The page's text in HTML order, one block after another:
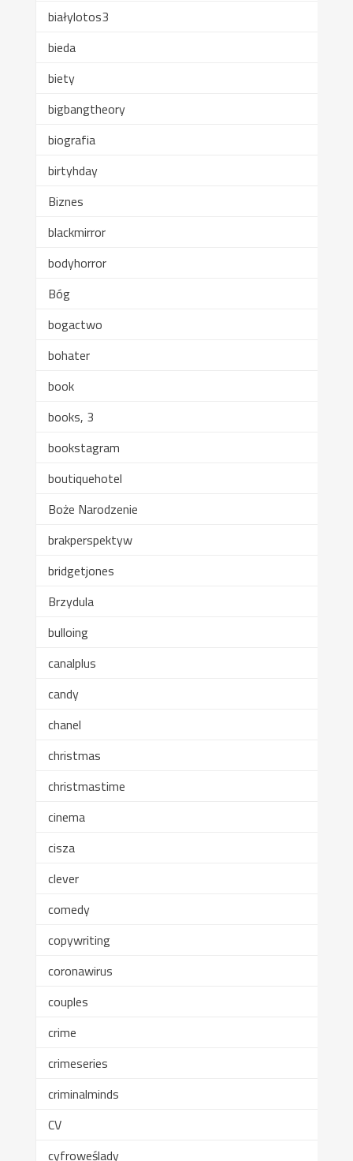
białylotos3
bieda
biety
bigbangtheory
biografia
birtyhday
Biznes
blackmirror
bodyhorror
Bóg
bogactwo
bohater
book
books, 3
bookstagram
boutiquehotel
Boże Narodzenie
brakperspektyw
bridgetjones
Brzydula
bulloing
canalplus
candy
chanel
christmas
christmastime
cinema
cisza
clever
comedy
copywriting
coronawirus
couples
crime
crimeseries
criminalminds
CV
cyfroweślady